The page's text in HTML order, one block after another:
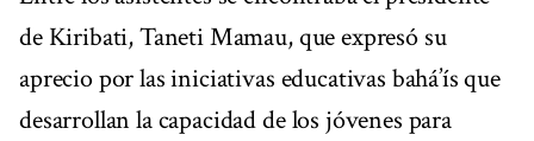
de Kiribati, Taneti Mamau, que expresó su
aprecio por las iniciativas educativas bahá’ís que
desarrollan la capacidad de los jóvenes para